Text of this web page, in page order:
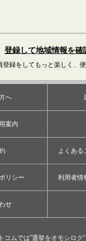
登録して地域情報を確
登録をしてもっと楽しく、便
へ
案内
よくある
リシー 利用者情
せ
コムでは”選挙をオモシロク”